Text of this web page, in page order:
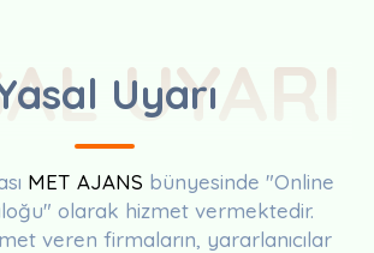
Uyarı
UYARI
MET AJANS bünyesinde "Online
olarak hizmet vermektedir.
veren firmaların, yararlanıcılar